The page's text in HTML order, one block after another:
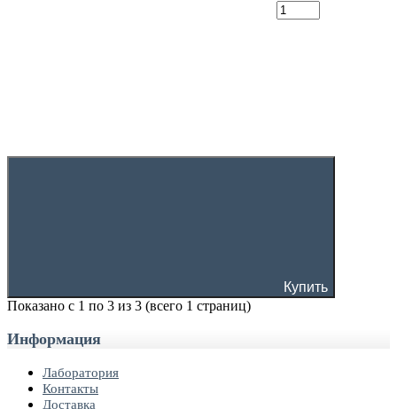
Купить
Показано с 1 по 3 из 3 (всего 1 страниц)
Информация
Лаборатория
Контакты
Доставка